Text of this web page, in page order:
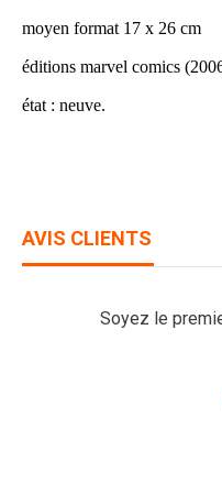
moyen format 17 x 26 cm
éditions marvel comics
état : neuve.
AVIS CLIENTS
Soyez le